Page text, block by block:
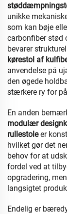
unikke
som kan bøje
carbonfiber stød
bevarer
kørestol af
anvendelse på
den øgede
stærkere ry for
En anden
modulær
rullestoleer
hvilket gør det
behov for at
fordel ved at
opgradering,
langsigtet
Endelig er